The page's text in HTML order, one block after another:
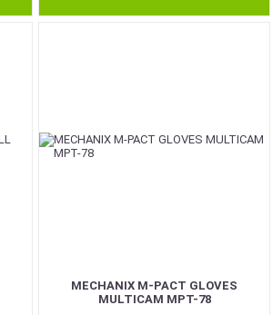
MECHANIX M-PACT GLOVES
MULTICAM MPT-78